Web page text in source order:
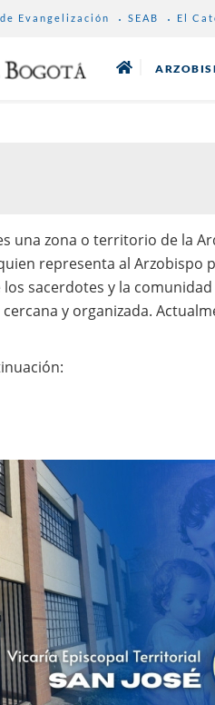
Evangelización SEAB El
una zona o territorio de la
representa al Arzobispo
sacerdotes y la
y organizada.